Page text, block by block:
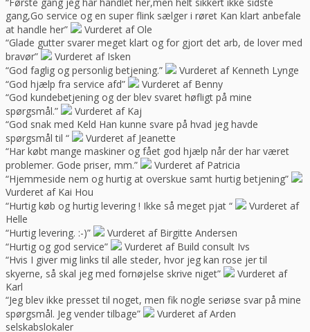
gang,Go service og en super flink sælger i røret Kan klart anbefale
at handle her”
Vurderet af Ole
“Glade gutter svarer meget klart og for gjort det arb, de lover med
bravør”
Vurderet af Isken
“God faglig og personlig betjening.”
Vurderet af Kenneth Lynge
“God hjælp fra service afd”
Vurderet af Benny
“God kundebetjening og der blev svaret høfligt på mine
spørgsmål.”
Vurderet af Kaj
“God snak med Keld Han kunne svare på hvad jeg havde
spørgsmål til “
Vurderet af Jeanette
“Har købt mange maskiner og fået god hjælp når der har været
problemer. Gode priser, mm.”
Vurderet af Patricia
“Hjemmeside nem og hurtig at overskue samt hurtig betjening”
Vurderet af Kai Hou
“Hurtig køb og hurtig levering ! Ikke så meget pjat “
Vurderet af
Helle
“Hurtig levering. :-)”
Vurderet af Birgitte Andersen
“Hurtig og god service”
Vurderet af Build consult Ivs
“Hvis I giver mig links til alle steder, hvor jeg kan rose jer til
skyerne, så skal jeg med fornøjelse skrive niget”
Vurderet af
Karl
“Jeg blev ikke presset til noget, men fik nogle seriøse svar på mine
spørgsmål. Jeg vender tilbage”
Vurderet af Arden
selskabslokaler